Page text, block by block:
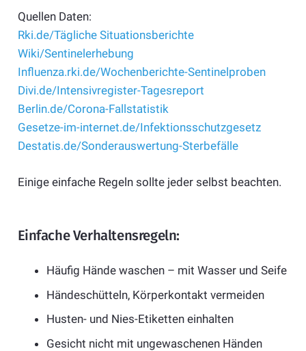
Quellen Daten:
Rki.de/Tägliche Situationsberichte
Wiki/Sentinelerhebung
Influenza.rki.de/Wochenberichte-Sentinelproben
Divi.de/Intensivregister-Tagesreport
Berlin.de/Corona-Fallstatistik
Gesetze-im-internet.de/Infektionsschutzgesetz
Destatis.de/Sonderauswertung-Sterbefälle
Einige einfache Regeln sollte jeder selbst beachten.
Einfache Verhaltensregeln:
Häufig Hände waschen – mit Wasser und Seife
Händeschütteln, Körperkontakt vermeiden
Husten- und Nies-Etiketten einhalten
Gesicht nicht mit ungewaschenen Händen